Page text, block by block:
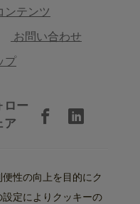
ンテンツ
お問い合わせ
プ
ロー
ア
性の向上を目的にク
定によりクッキーの